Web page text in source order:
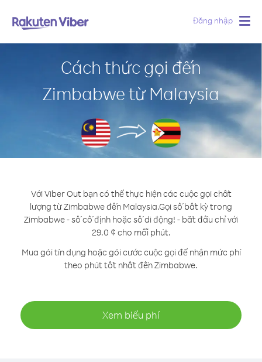
Đăng nhập
Cách thức gọi đến
Zimbabwe từ Malaysia
Với Viber Out bạn có thể thực hiện các cuộc gọi chất
lượng từ Zimbabwe đến Malaysia.Gọi số bất kỳ trong
Zimbabwe - số cố định hoặc số di động! - bắt đầu chỉ với
29.0 ¢ cho mỗi phút.
Mua gói tín dụng hoặc gói cước cuộc gọi để nhận mức phí
theo phút tốt nhất đến Zimbabwe.
Xem biểu phí